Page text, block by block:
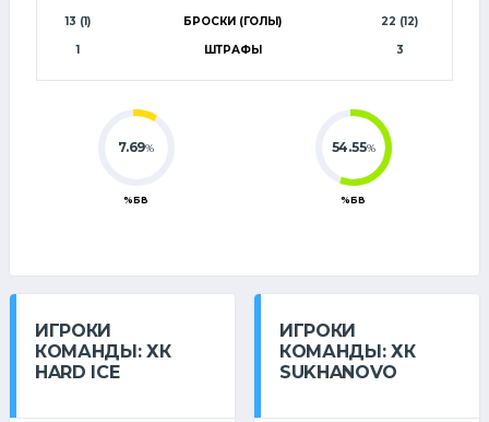
13 (1) БРОСКИ (ГОЛЫ)
22 (12)
1
ШТРАФЫ 3
7.69%
%БВ
54.55%
%БВ
ИГРОКИ
КОМАНДЫ: ХК
HARD ICE
ИГРОКИ
КОМАНДЫ: ХК
SUKHANOVO